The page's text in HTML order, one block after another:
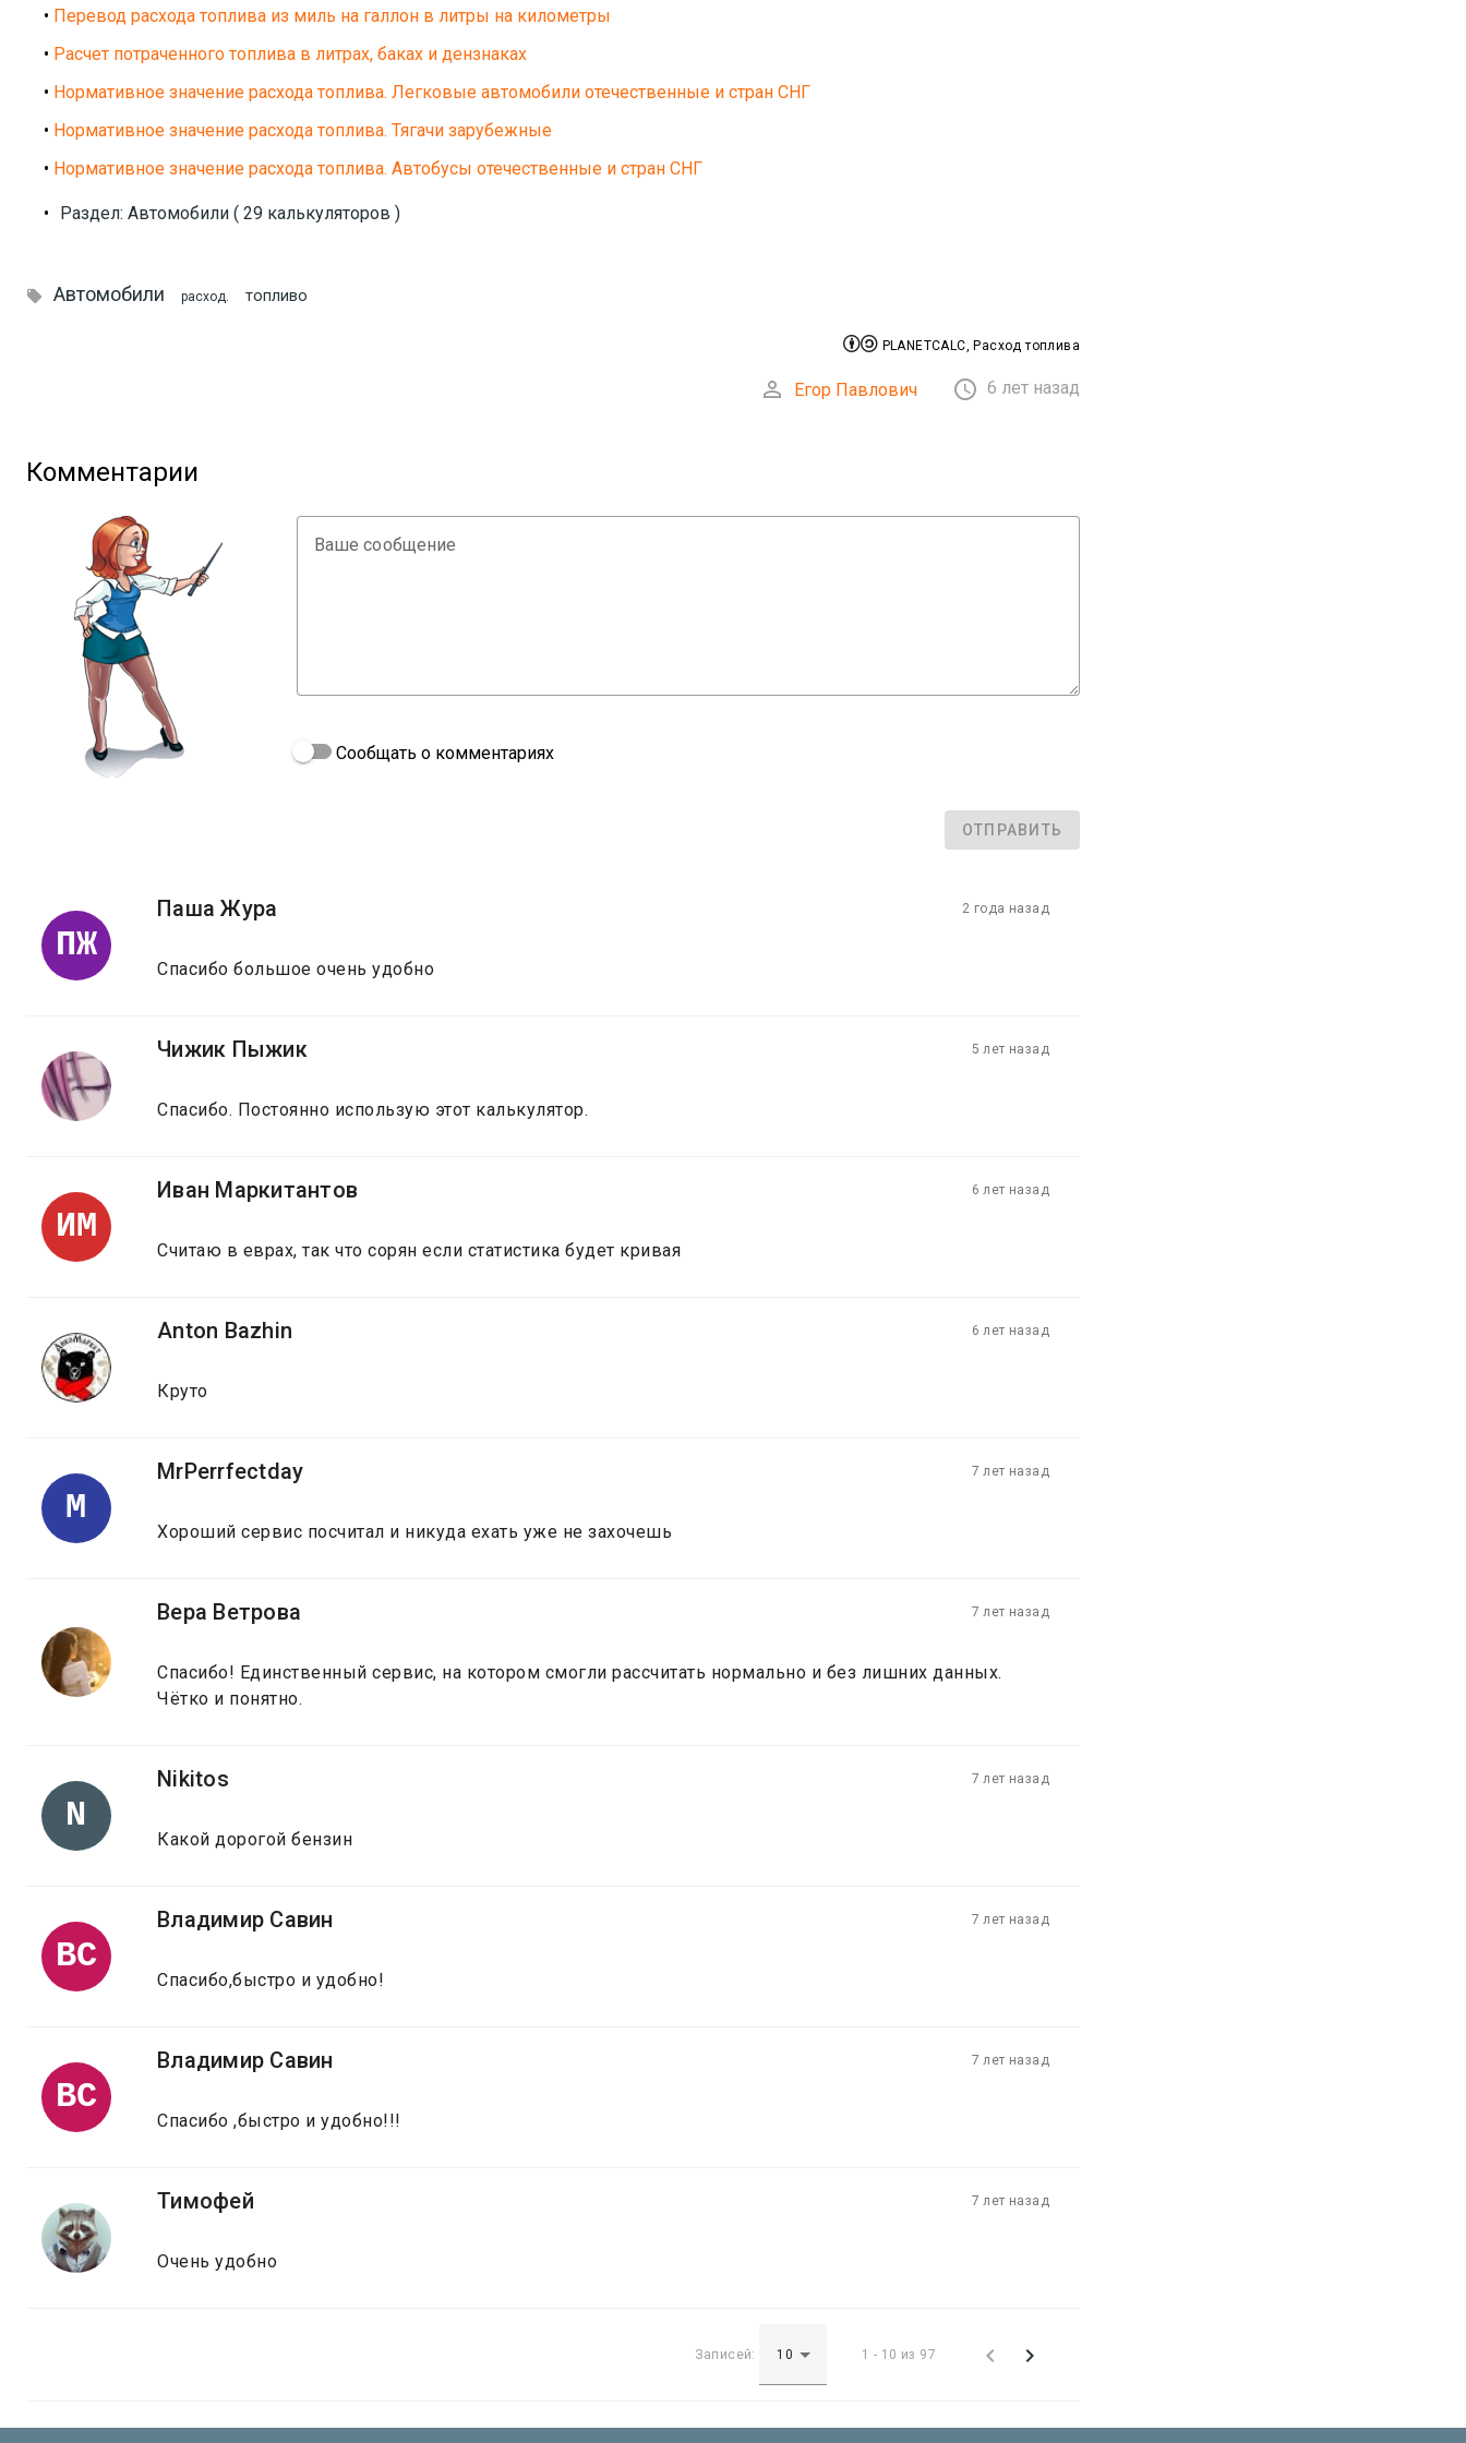
• Перевод расхода топлива из миль на галлон в литры на километры
• Расчет потраченного топлива в литрах, баках и дензнаках
• Нормативное значение расхода топлива. Легковые автомобили отечественные и стран СНГ
• Нормативное значение расхода топлива. Тягачи зарубежные
• Нормативное значение расхода топлива. Автобусы отечественные и стран СНГ
• Раздел: Автомобили ( 29 калькуляторов )
 Автомобили расход. топливо
 PLANETCALC, Расход топлива
 Егор Павлович  6 лет назад
Комментарии
Ваше сообщение
Сообщать о комментариях
ОТПРАВИТЬ
ПЖ
Паша Жура 2 года назад
Спасибо большое очень удобно
Чижик Пыжик 5 лет назад
Спасибо. Постоянно использую этот калькулятор.
ИМ
Иван Маркитантов 6 лет назад
Считаю в еврах, так что сорян если статистика будет кривая
Anton Bazhin 6 лет назад
Круто
M
MrPerrfectday 7 лет назад
Хороший сервис посчитал и никуда ехать уже не захочешь
Вера Ветрова 7 лет назад
Спасибо! Единственный сервис, на котором смогли рассчитать нормально и без лишних данных.
Чётко и понятно.
N
Nikitos 7 лет назад
Какой дорогой бензин
ВС
Владимир Савин 7 лет назад
Спасибо,быстро и удобно!
ВС
Владимир Савин 7 лет назад
Спасибо ,быстро и удобно!!!
Тимофей 7 лет назад
Очень удобно
Записей: 1 - 10 из 97  